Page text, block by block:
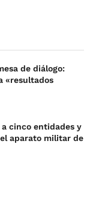
de diálogo:
«resultados
a cinco entidades y
aparato militar de